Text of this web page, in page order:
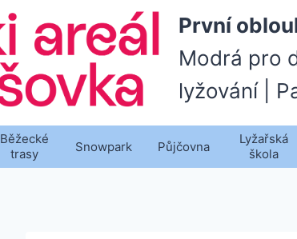
První
Modrá pro
lyžování |
Běžecké
trasy
Snowpark Půjčovna
Lyžařská
škola